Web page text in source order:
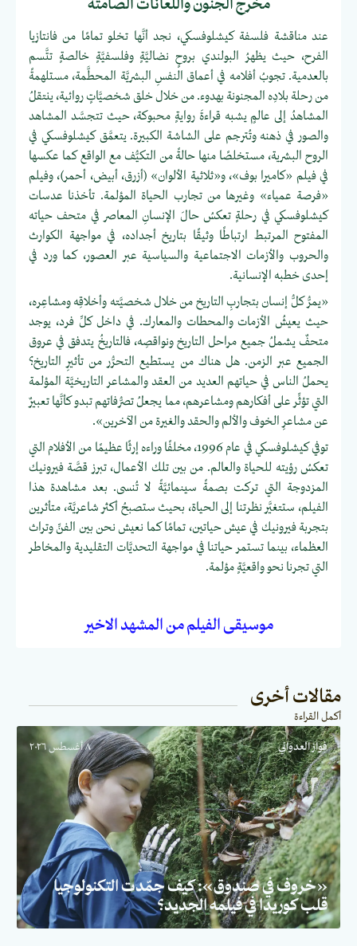
مخرج الجنون واللعانات الصامتة
عند مناقشة فلسفة كيشلوفسكي، نجد أنَّها تخلو تمامًا من فانتازيا
الفرح، حيث يظهرُ البولندي بروحٍ نضاليَّةٍ وفلسفيَّةٍ خالصةٍ تتَّسم
بالعدمية. تجوبُ أفلامه في أعماق النفسِ البشريَّة المحطَّمة، مستلهمةً
من رحلة بلادِه المجنونة بهدوء. من خلال خلق شخصيَّاتٍ روائية، ينتقلُ
المشاهدُ إلى عالمٍ يشبه قراءةَ روايةٍ محبوكة، حيث تتجسَّد المشاهد
والصور في ذهنه وتُترجم على الشاشة الكبيرة. يتعمَّق كيشلوفسكي في
الروح البشرية، مستخلصًا منها حالةً من التكيُّف مع الواقع كما عكسها
في فيلم «كاميرا بوف»، و«ثلاثية الألوان» (أزرق، أبيض، أحمر)، وفيلم
«فرصة عمياء» وغيرها من تجارب الحياة المؤلمة. تأخذنا عدسات
كيشلوفسكي في رحلةٍ تعكسُ حالَ الإنسانِ المعاصر في متحف حياته
المفتوح المرتبط ارتباطًا وثيقًا بتاريخ أجداده، في مواجهة الكوارث
والحروب والأزمات الاجتماعية والسياسية عبر العصور، كما ورد في
إحدى خطبه الإنسانية.
«يمرُّ كلُّ إنسان بتجاربِ التاريخ من خلال شخصيَّته وأخلاقِه ومشاعِره،
حيث يعيشُ الأزمات والمحطات والمعارك. في داخل كلِّ فرد، يوجد
متحفٌ يشملُ جميع مراحل التاريخ ونواقصِه، فالتاريخُ يتدفق في عروق
الجميع عبر الزمن. هل هناك من يستطيع التحرُّر من تأثيرِ التاريخ؟
يحملُ الناس في حياتهم العديد من العقد والمشاعر التاريخيَّة المؤلمة
التي تؤثِّر على أفكارهم ومشاعرهم، مما يجعلُ تصرُّفاتهم تبدو كأنَّها تعبيرٌ
عن مشاعرِ الخوف والألم والحقد والغيرة من الآخرين».
توفي كيشلوفسكي في عام 1996، مخلفًا وراءه إرثًا عظيمًا من الأفلام التي
تعكسُ رؤيته للحياة والعالم. من بين تلك الأعمال، تبرز قصَّة فيرونيك
المزدوجة التي تركت بصمةً سينمائيَّةً لا تُنسى. بعد مشاهدة هذا
الفيلم، ستتغيَّر نظرتنا إلى الحياة، بحيث ستصبحُ أكثر شاعريَّة، متأثرين
بتجربة فيرونيك في عيش حياتين، تمامًا كما نعيش نحن بين الفنِّ وتراث
العظماء، بينما تستمر حياتنا في مواجهة التحديَّات التقليدية والمخاطر
التي تجرنا نحو واقعيَّةٍ مؤلمة.
موسيقى الفيلم من المشهد الاخير
مقالات أخرى
أكمل القراءة
فواز العدواني ٨ أغسطس ٢٠٢٦
«خروف في صندوق»: كيف جمّدت التكنولوجيا
قلب كوريدا في فيلمه الجديد؟